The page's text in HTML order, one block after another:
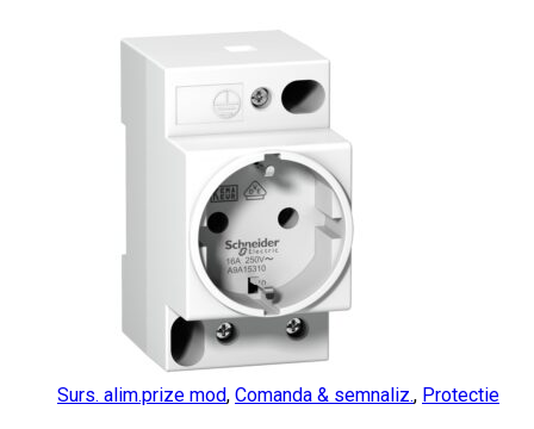
Surs. alim.prize mod, Comanda & semnaliz., Protectie